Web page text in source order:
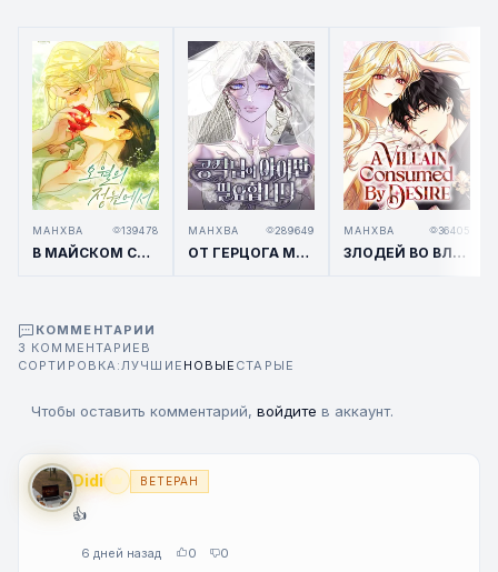
МАНХВА 139478
В МАЙСКОМ САДУ / IN MAY'S GARDEN
МАНХВА 289649
ОТ ГЕРЦОГА МНЕ НУЖЕН ТОЛЬКО РЕБЁНОК / I ONLY NEED THE DUKE'S CHILD
МАНХВА 36405
ЗЛОДЕЙ ВО ВЛАСТИ ЖЕЛАНИЯ
КОММЕНТАРИИ
3 КОММЕНТАРИЕВ
СОРТИРОВКА:ЛУЧШИЕ НОВЫЕ СТАРЫЕ
Чтобы оставить комментарий, войдите в аккаунт.
Didi
Premium
ВЕТЕРАН
👍
6 дней назад 0 0